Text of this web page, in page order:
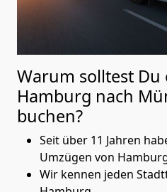
Warum solltest Du
Hamburg nach
buchen?
Seit über 11 Jahren
Umzügen von
Wir kennen jeden